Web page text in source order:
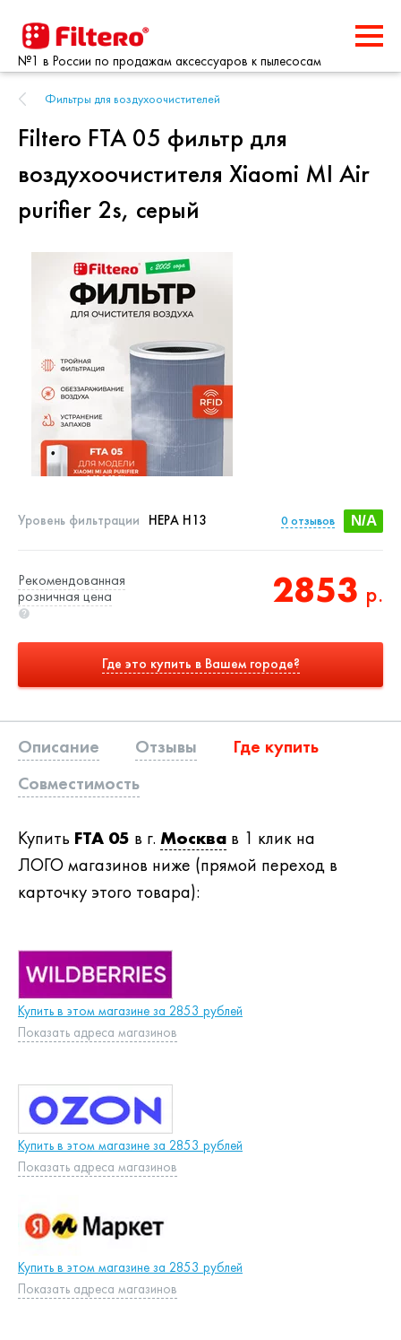
№1 в России по продажам аксессуаров к пылесосам
Фильтры для воздухоочистителей
Filtero FTA 05 фильтр для
воздухоочистителя Xiaomi MI Air
purifier 2s, серый
Уровень фильтрации HEPA H13 N/A
0 отзывов
2853 р.
Рекомендованная
розничная цена
Где это купить в Вашем городе?
Описание Отзывы
Где купить
Совместимость
Купить FTA 05 в г. Москва в 1 клик на
ЛОГО магазинов ниже (прямой переход в
карточку этого товара):
Купить в этом магазине за 2853 рублей
Показать адреса магазинов
Купить в этом магазине за 2853 рублей
Показать адреса магазинов
Купить в этом магазине за 2853 рублей
Показать адреса магазинов